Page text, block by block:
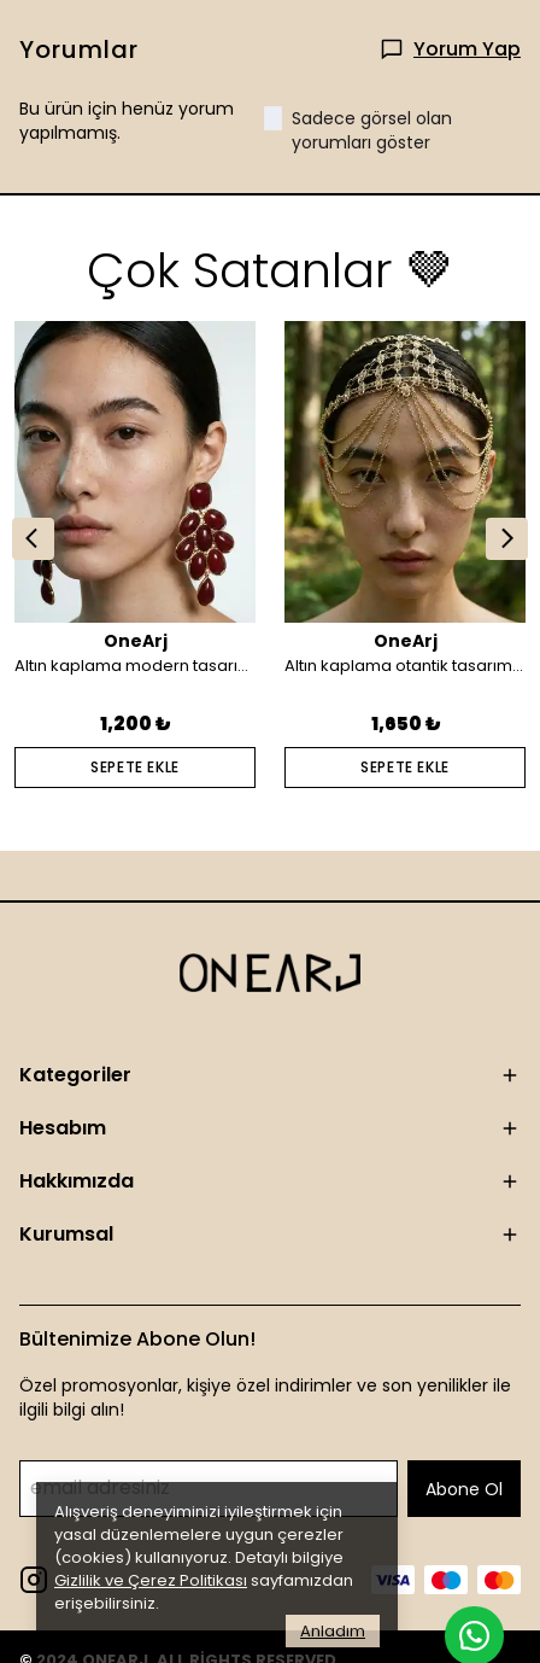
Alışveriş deneyiminizi iyileştirmek için
yasal düzenlemelere uygun çerezler
(cookies) kullanıyoruz. Detaylı bilgiye
Gizlilik ve Çerez Politikası sayfamızdan
erişebilirsiniz.
Anladım
Yorumlar Yorum Yap
Bu ürün için henüz yorum
yapılmamış.
Sadece görsel olan
yorumları göster
Çok Satanlar 🤎
OneArj
Altın kaplama modern tasarım küpe
1,200 ₺
SEPETE EKLE
OneArj
Altın kaplama otantik tasarım saç aksesuarı
1,650 ₺
SEPETE EKLE
Kategoriler
Hesabım
Hakkımızda
Kurumsal
Bültenimize Abone Olun!
Özel promosyonlar, kişiye özel indirimler ve son yenilikler ile
ilgili bilgi alın!
Abone Ol